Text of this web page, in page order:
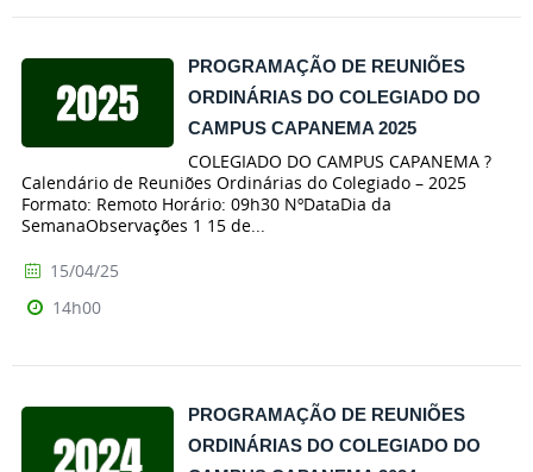
PROGRAMAÇÃO DE REUNIÕES
ORDINÁRIAS DO COLEGIADO DO
CAMPUS CAPANEMA 2025
COLEGIADO DO CAMPUS CAPANEMA ?
Calendário de Reuniões Ordinárias do Colegiado – 2025
Formato: Remoto Horário: 09h30 NºDataDia da
SemanaObservações 1 15 de...
15/04/25
14h00
PROGRAMAÇÃO DE REUNIÕES
ORDINÁRIAS DO COLEGIADO DO